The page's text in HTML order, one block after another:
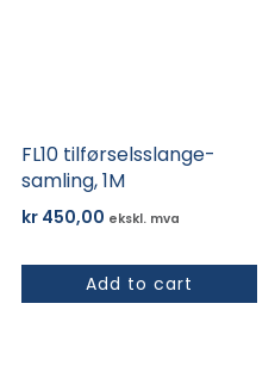
FL10 tilførselsslange-
samling, 1M
kr 450,00 ekskl. mva
Add to cart